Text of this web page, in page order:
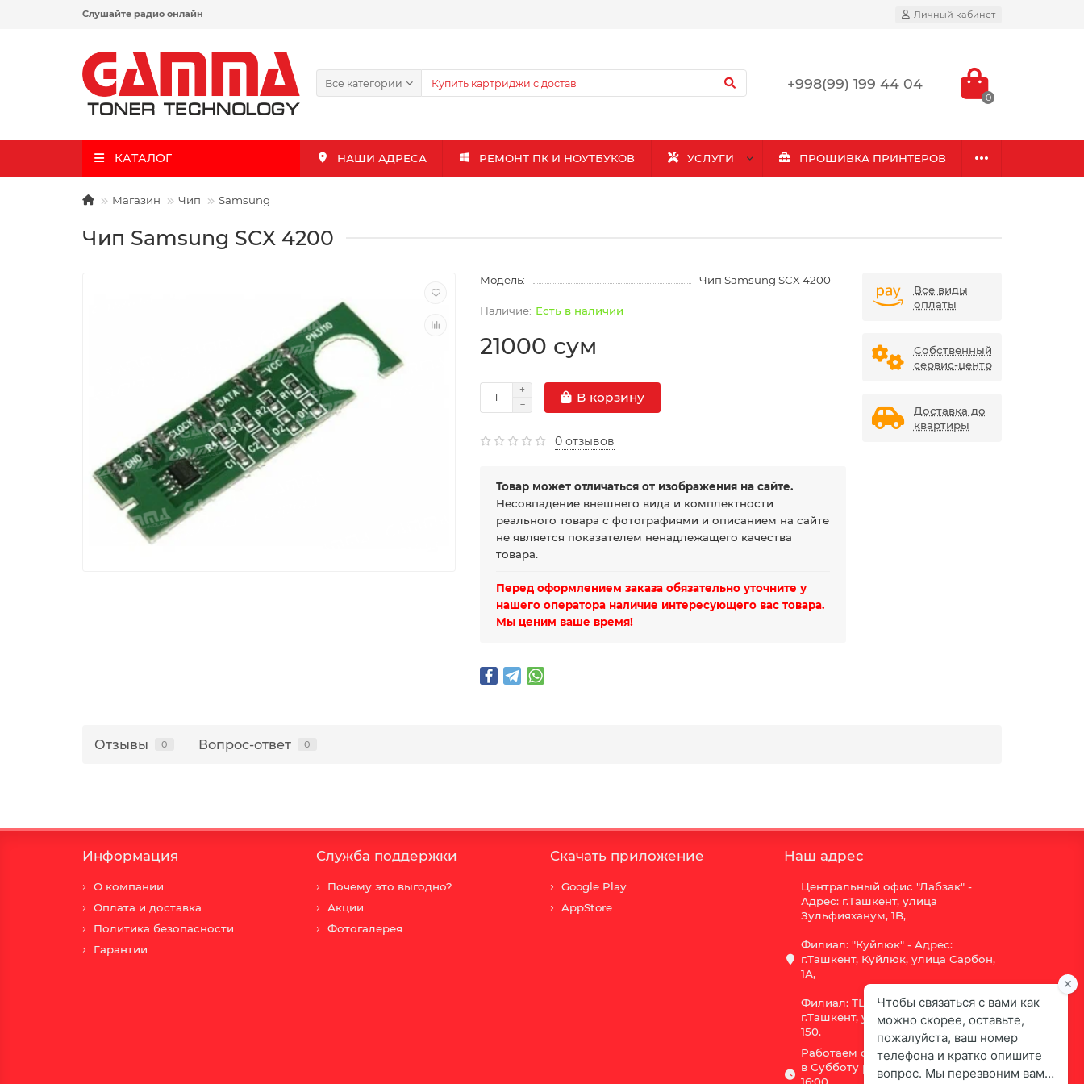
Слушайте радио онлайн Личный кабинет
Все категории +998(99) 199 44 04
0
КАТАЛОГ НАШИ АДРЕСА РЕМОНТ ПК И НОУТБУКОВ УСЛУГИ ПРОШИВКА ПРИНТЕРОВ
Магазин Чип Samsung
Чип Samsung SCX 4200
Модель: Чип Samsung SCX 4200
Есть в наличии
21000 сум
В корзину
0 отзывов
Товар может отличаться от изображения на сайте.
Несовпадение внешнего вида и комплектности
реального товара с фотографиями и описанием на сайте
не является показателем ненадлежащего качества
товара.
Перед оформлением заказа обязательно уточните у
нашего оператора наличие интересующего вас товара.
Мы ценим ваше время!
Все виды
оплаты
Собственный
сервис-центр
Доставка до
квартиры
Отзывы 0 Вопрос-ответ 0
Информация
О компании
Оплата и доставка
Политика безопасности
Гарантии
Служба поддержки
Почему это выгодно?
Акции
Фотогалерея
Скачать приложение
Google Play
AppStore
Наш адрес
Центральный офис "Лабзак" -
Адрес: г.Ташкент, улица
Зульфияханум, 1B,
Филиал: "Куйлюк" - Адрес:
г.Ташкент, Куйлюк, улица Сарбон,
1А,
Филиал: ТЦ "Vega" - Адрес:
г.Ташкент, улица Шота Руставели
150.
Работаем с 9:00 до 18:00,
в Субботу рабочий день с 9:00 до